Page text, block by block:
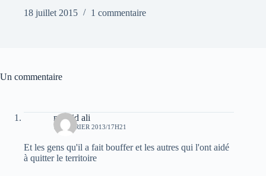
18 juillet 2015
1 commentaire
Un commentaire
madjid ali
11 FÉVRIER 2013/17H21
Et les gens qu'il a fait bouffer et les autres qui l'ont aidé
à quitter le territoire